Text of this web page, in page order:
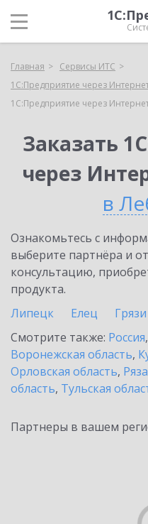
Главная
Сервисы ИТС
1С:Предприятие через
1С:Предприятие через
Заказать
через
в
Ознакомьтесь с
выберите партнёра и
консультацию,
продукта.
Липецк
Елец
Грязи
Смотрите также: Россия,
Воронежская область,
Орловская область,
область, Тульская
Партнеры в вашем